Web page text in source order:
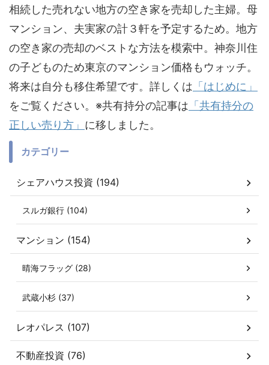
相続した売れない地方の空き家を売却した主婦。母
マンション、夫実家の計３軒を予定するため。地方
の空き家の売却のベストな方法を模索中。神奈川住
の子どものため東京のマンション価格もウォッチ。
将来は自分も移住希望です。詳しくは 「はじめに」
をご覧ください。※共有持分の記事は 「共有持分の
正しい売り方」 に移しました。
カテゴリー
シェアハウス投資 (194)
スルガ銀行 (104)
マンション (154)
晴海フラッグ (28)
武蔵小杉 (37)
レオパレス (107)
不動産投資 (76)